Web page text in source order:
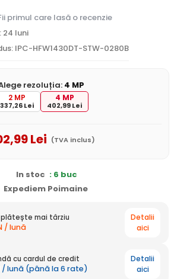
primul care lasă o recenzie
24 luni
IPC-HFW1430DT-STW-0280B
rezoluția: 4 MP
2 MP
337,26 Lei
4 MP
402,99 Lei
,99Lei (TVA inclus)
In stoc : 6 buc
Expediem Poimaine
plătește mai târziu
/ lună
Detalii
aici
cu cardul de credit
/ lună (până la 6 rate)
Detalii
aici